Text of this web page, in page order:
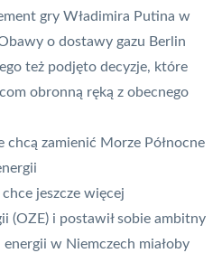
gry Władimira Putina w
o dostawy gazu Berlin
też podjęto decyzje, które
obronną ręką z obecnego
chcą zamienić Morze Północne
jeszcze więcej
(OZE) i postawił sobie ambitny
w Niemczech miałoby